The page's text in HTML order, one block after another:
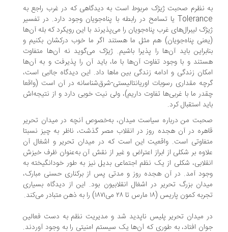
نظرم صحبت ژیژک مربوط است به دیدگاهی که در غرب راجع به
Tolerance یا تسامح در رابطه با پناه‌جویان وجود دارد. در تفسیر
لیبرال‌های غرب پناه‌جویان را می‌پذیرند با این رویکرد که بله آن‌ها
پناه‌جویان) هم مثل ما هستند اگر ما خوب درکشان بکنیم و
باید آن‌ها را پذیرا باشیم. ژیژک می‌گوید نه آن‌ها متفاوت
و با وجود تفاوت آن‌ها با ما، باید آن را پذیرفت و به آن‌ها
زندگی و ادامه زندگی بین ماها داد. این دیدگاه جالبی است،
مقداری رسوبات اوریانتالیستی-شرق‌شناسانه در آن است (واقعا
ما با غربی‌ها تفاوت داریم)، ولی نیت خوبی دارد و از نتیجه‌اش
استقبال کرد.
من درباره سیاست میدان، به‌خصوص آنچه در میدان تحریر
در آن هجده روز در انقلاب مصر گذشت، ناظر به چیز نسبتا
است. واقعیت این است که در میدان تحریر و اشغال آن
بر شکلی از ابراز اعتراض و غیر از نقش آن به‌عنوان ظرف خیزش
شکلی از یک نظم اجتماعی بدیل نیز به طور خودانگیخته به
آمد. در آن هجده روز و مدتی پس از برکناری حسنی مبارک،
بزرگ تحریر در اشغال انقلابیون بود. این از دیدگاه بسیاری
پاریس (۱۸ مارس تا ۲۸ می‌‌۱۸۷۱) را به ذهن متبادر می‌کند.
میدان تحریر پلیس ناپدید شد و مدیریت نظم به دست فعالین
افتاد، به طوری که آن‌ها یک سیستم امنیتی را به وجود آوردند.